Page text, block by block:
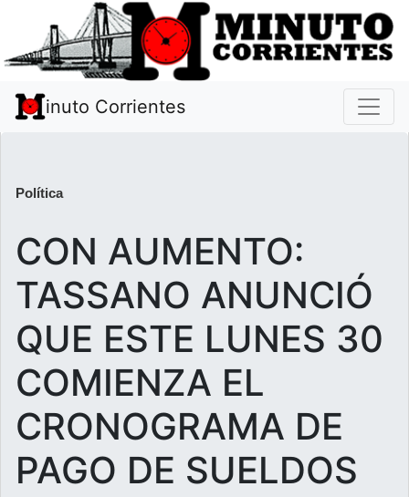
inuto Corrientes
Política
CON AUMENTO:
TASSANO ANUNCIÓ
QUE ESTE LUNES 30
COMIENZA EL
CRONOGRAMA DE
PAGO DE SUELDOS